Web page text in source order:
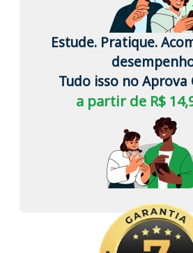
Estude. Pratique.
Tudo isso no Aprova
a partir de R$